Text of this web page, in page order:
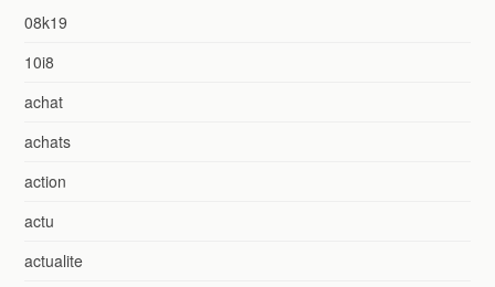
08k19
10i8
achat
achats
action
actu
actualite